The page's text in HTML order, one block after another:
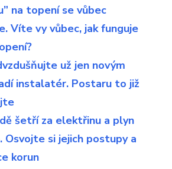
na topení se vůbec
Víte vy vůbec, jak funguje
už jen novým
instalatér. Postaru to již
šetří za elektřinu a plyn
Osvojte si jejich postupy a
korun